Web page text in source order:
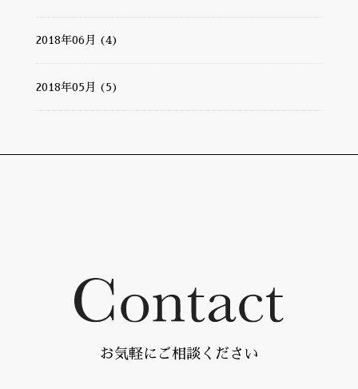
2018年06月 (4)
2018年05月 (5)
お気軽にご相談ください